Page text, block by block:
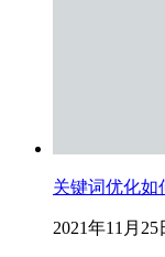
关键词优化如
2021年11月25